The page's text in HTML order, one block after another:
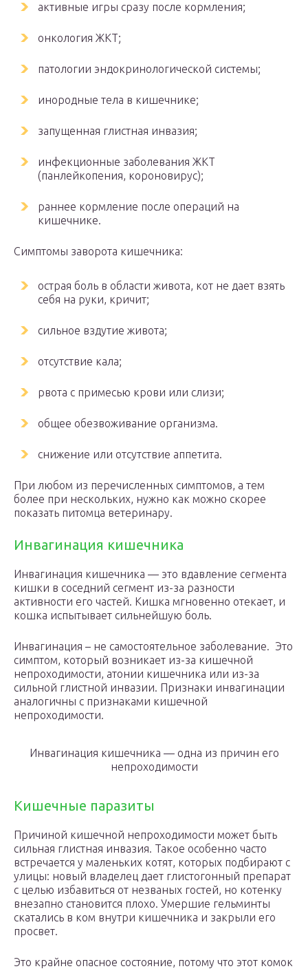
активные игры сразу после кормления;
онкология ЖКТ;
патологии эндокринологической системы;
инородные тела в кишечнике;
запущенная глистная инвазия;
инфекционные заболевания ЖКТ
(панлейкопения, короновирус);
раннее кормление после операций на
кишечнике.
Симптомы заворота кишечника:
острая боль в области живота, кот не дает взять
себя на руки, кричит;
сильное вздутие живота;
отсутствие кала;
рвота с примесью крови или слизи;
общее обезвоживание организма.
снижение или отсутствие аппетита.
При любом из перечисленных симптомов, а тем
более при нескольких, нужно как можно скорее
показать питомца ветеринару.
Инвагинация кишечника
Инвагинация кишечника — это вдавление сегмента
кишки в соседний сегмент из-за разности
активности его частей. Кишка мгновенно отекает, и
кошка испытывает сильнейшую боль.
Инвагинация – не самостоятельное заболевание. Это
симптом, который возникает из-за кишечной
непроходимости, атонии кишечника или из-за
сильной глистной инвазии. Признаки инвагинации
аналогичны с признаками кишечной
непроходимости.
Инвагинация кишечника — одна из причин его
непроходимости
Кишечные паразиты
Причиной кишечной непроходимости может быть
сильная глистная инвазия. Такое особенно часто
встречается у маленьких котят, которых подбирают с
улицы: новый владелец дает глистогонный препарат
с целью избавиться от незваных гостей, но котенку
внезапно становится плохо. Умершие гельминты
скатались в ком внутри кишечника и закрыли его
просвет.
Это крайне опасное состояние, потому что этот комок